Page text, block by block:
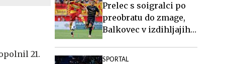
Prelec s soigralci po
preobratu do zmage,
Balkovec v izdihljajih
SPORTAL